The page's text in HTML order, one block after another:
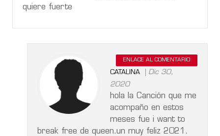
quiere fuerte
ENLACE AL COMENTARIO
CATALINA
Dic 30,
2020
hola la Canción que me
acompaño en estos
meses fue i want to
break free de queen.un muy feliz 2021.